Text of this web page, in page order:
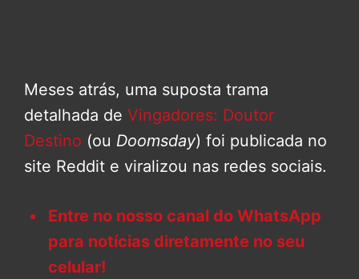
Meses atrás, uma suposta trama
detalhada de Vingadores: Doutor
Destino (ou Doomsday) foi publicada no
site Reddit e viralizou nas redes sociais.
Entre no nosso canal do WhatsApp
para notícias diretamente no seu
celular!